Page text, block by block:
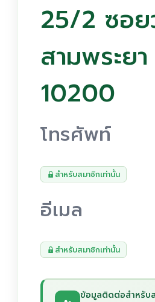
25/2 ซอย
สามพระย
10200
โทรศัพท์
สำหรับสมาชิกเท่านั้น
อีเมล
สำหรับสมาชิกเท่านั้น
ข้อมูลติดต่อสำหรับ